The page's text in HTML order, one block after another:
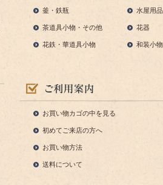
釜・鉄瓶 水屋用品
茶道具小物・その他 花器
花鉄・華道具小物 和装小
お買い物カゴの中を見る
初めてご来店の方へ
お買い物方法
送料について